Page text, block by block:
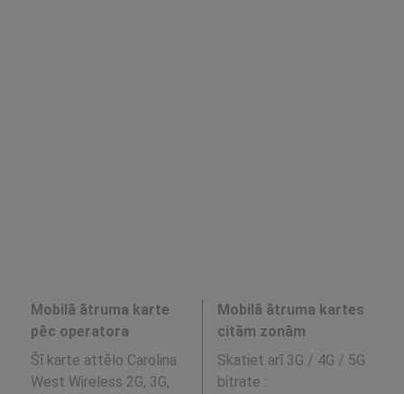
Mobilā ātruma karte
pēc operatora
Šī karte attēlo Carolina
West Wireless 2G, 3G,
Mobilā ātruma kartes
citām zonām
Skatiet arī 3G / 4G / 5G
bitrate :